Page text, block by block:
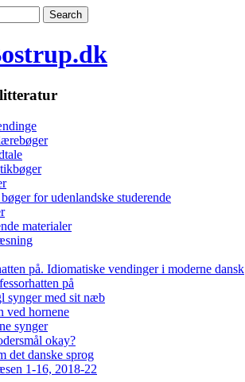
for udenlandske studerende
materialer
på. Idiomatiske vendinger i moderne dansk
på
synger med sit næb
ved hornene
synger
okay?
det danske sprog
1-16, 2018-22